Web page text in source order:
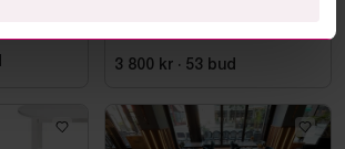
3 800 kr · 53 bud